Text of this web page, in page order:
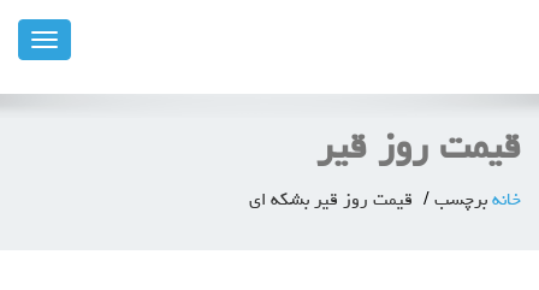
ناوبری
قیمت روز قیر
خانه برچسب قیمت روز قیر بشکه ای